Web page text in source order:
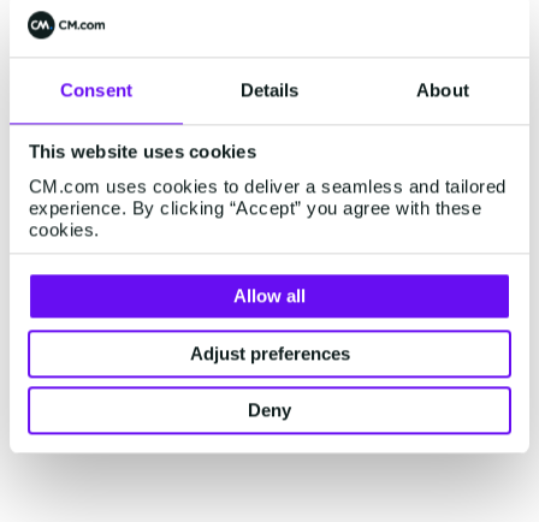
Consent Details About
This website uses cookies
CM.com uses cookies to deliver a seamless and tailored
experience. By clicking “Accept” you agree with these
cookies.
Allow all
Adjust preferences
Deny
No hay llamadas sin números de teléfono. A
través de nuestra amplia red de partners,
tendrás acceso a números virtuales DDI en más
de 80 países.
Solicita y recibe fácilmente los números
Se incluyen números geográficos, nacionales
y gratuitos
Transfiere tus números existentes a CM.com
Amplias opciones de enrutamiento para las
llamadas entrantes